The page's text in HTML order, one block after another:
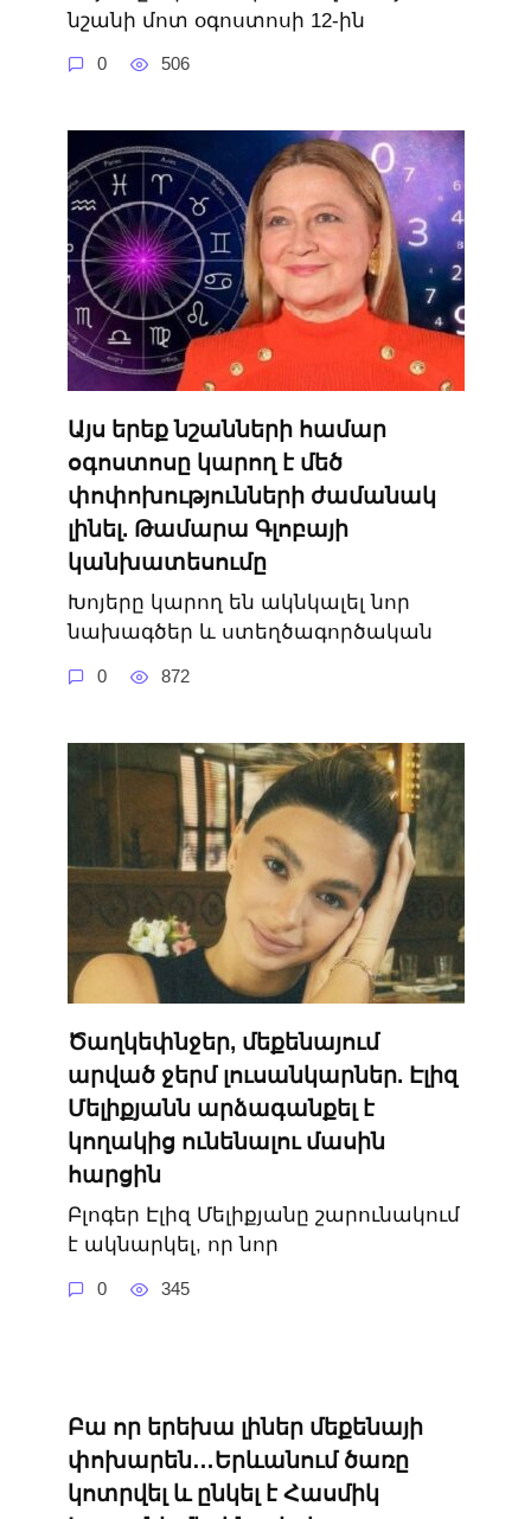
նշանի մոտ օգոստոսի 12-ին
0 506
Այս երեք նշանների համար
օգոստոսը կարող է մեծ
փոփոխությունների ժամանակ
լինել. Թամարա Գլոբայի
կանխատեսումը
Խոյերը կարող են ակնկալել նոր
նախագծեր և ստեղծագործական
0 872
Ծաղկեփնջեր, մեքենայում
արված ջերմ լուսանկարներ. Էլիզ
Մելիքյանն արձագանքել է
կողակից ունենալու մասին
հարցին
Բլոգեր Էլիզ Մելիքյանը շարունակում
է ակնարկել, որ նոր
0 345
Բա որ երեխա լիներ մեքենայի
փոխարեն…Երևանում ծառը
կոտրվել և ընկել է Հասմիկ